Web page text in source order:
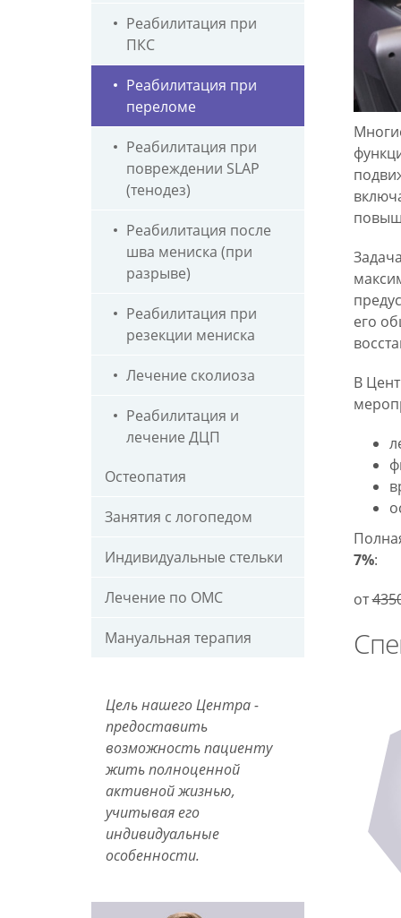
Реабилитация при
ПКС
Реабилитация при
переломе
Реабилитация при
повреждении SLAP
(тенодез)
Реабилитация после
шва мениска (при
разрыве)
Реабилитация при
резекции мениска
Лечение сколиоза
Реабилитация и
лечение ДЦП
Остеопатия
Занятия с логопедом
Индивидуальные стельки
Лечение по ОМС
Мануальная терапия
Цель нашего Центра -
предоставить
возможность пациенту
жить полноценной
активной жизнью,
учитывая его
индивидуальные
особенности.
его
В
7%:
от